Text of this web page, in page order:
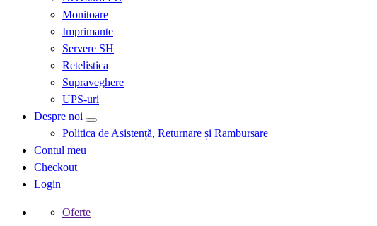
Monitoare
Imprimante
Servere SH
Retelistica
Supraveghere
UPS-uri
Despre noi
Politica de Asistență, Returnare și Rambursare
Contul meu
Checkout
Login
Oferte